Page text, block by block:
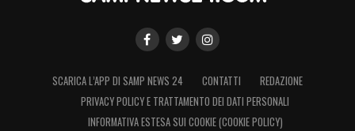
SCARICA L’APP DI SAMP NEWS 24 CONTATTI
REDAZIONE
PRIVACY POLICY E TRATTAMENTO DEI DATI PERSONALI
INFORMATIVA ESTESA SUI COOKIE (COOKIE POLICY)